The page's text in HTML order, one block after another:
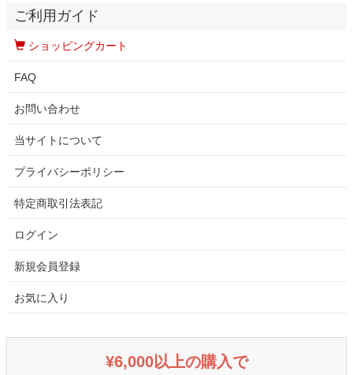
ご利用ガイド
ショッピングカート
FAQ
お問い合わせ
当サイトについて
プライバシーポリシー
特定商取引法表記
ログイン
新規会員登録
お気に入り
¥6,000以上の購入で